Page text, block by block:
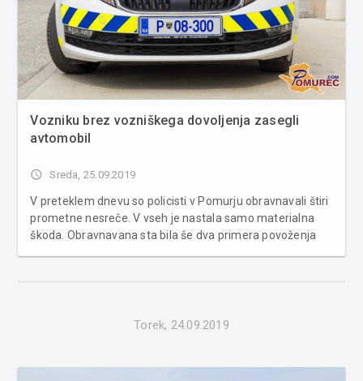
Vozniku brez vozniškega dovoljenja zasegli
avtomobil
access_time Sreda, 25.09.2019
V preteklem dnevu so policisti v Pomurju obravnavali štiri
prometne nesreče. V vseh je nastala samo materialna
škoda. Obravnavana sta bila še dva primera povoženja
Torek, 24.09.2019